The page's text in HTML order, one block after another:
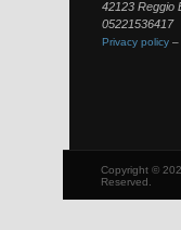
42123 Reggio
05221536417
Privacy policy –
Copyright ©
Reserved.